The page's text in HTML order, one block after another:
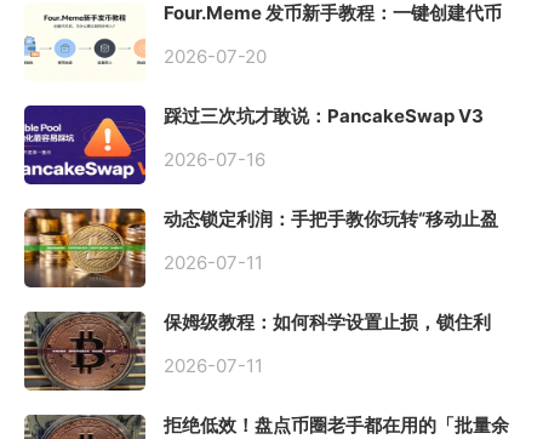
Four.Meme 发币新手教程：一键创建代币
2026-07-20
踩过三次坑才敢说：PancakeSwap V3
初始化
2026-07-16
动态锁定利润：手把手教你玩转“移动止盈
2026-07-11
保姆级教程：如何科学设置止损，锁住利
2026-07-11
拒绝低效！盘点币圈老手都在用的「批量余